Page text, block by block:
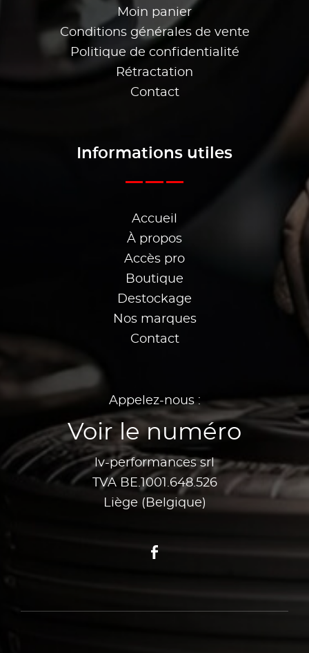
Moin panier
Conditions générales de vente
Politique de confidentialité
Rétractation
Contact
Informations utiles
Accueil
À propos
Accès pro
Boutique
Destockage
Nos marques
Contact
Appelez-nous :
Voir le numéro
lv-performances srl
TVA BE.1001.648.526
Liège (Belgique)